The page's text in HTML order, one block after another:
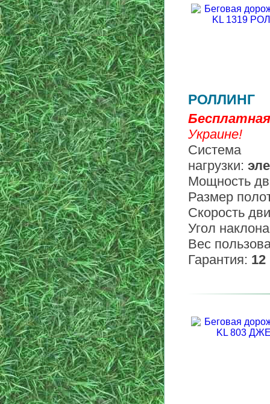
РОЛЛИНГ
Бесплатная
Украине!
Система
нагрузки:
Мощность
Размер
Скорость
Угол
Вес
Гарантия: 12